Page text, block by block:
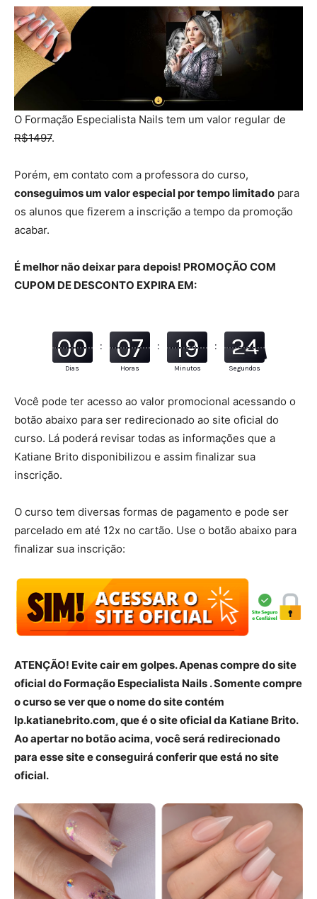
O Formação Especialista Nails tem um valor regular de
R$1497.
Porém, em contato com a professora do curso,
conseguimos um valor especial por tempo limitado para
os alunos que fizerem a inscrição a tempo da promoção
acabar.
É melhor não deixar para depois! PROMOÇÃO COM
CUPOM DE DESCONTO EXPIRA EM:
00
Dias
: 07
Horas
: 19
Minutos
: 22
Segundos
Você pode ter acesso ao valor promocional acessando o
botão abaixo para ser redirecionado ao site oficial do
curso. Lá poderá revisar todas as informações que a
Katiane Brito disponibilizou e assim finalizar sua
inscrição.
O curso tem diversas formas de pagamento e pode ser
parcelado em até 12x no cartão. Use o botão abaixo para
finalizar sua inscrição:
ATENÇÃO! Evite cair em golpes. Apenas compre do site
oficial do Formação Especialista Nails . Somente compre
o curso se ver que o nome do site contém
lp.katianebrito.com, que é o site oficial da Katiane Brito.
Ao apertar no botão acima, você será redirecionado
para esse site e conseguirá conferir que está no site
oficial.